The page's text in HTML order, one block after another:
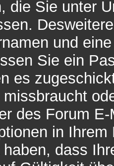
die Sie unter
und
Sie ein
es
des Forum
in
dass